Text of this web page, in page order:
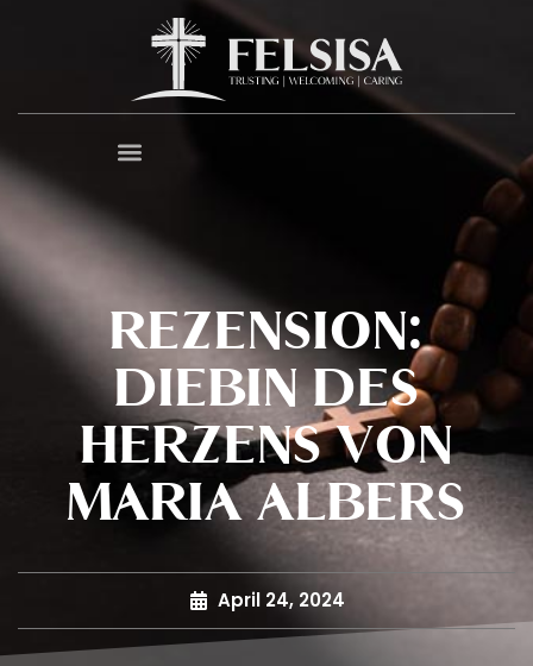
REZENSION:
DIEBIN DES
HERZENS VON
MARIA ALBERS
April 24, 2024